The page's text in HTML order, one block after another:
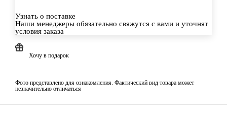
Узнать о поставке
Наши менеджеры обязательно свяжутся с вами и уточнят
условия заказа
Хочу в подарок
Фото представлено для ознакомления. Фактический вид товара может
незначительно отличаться